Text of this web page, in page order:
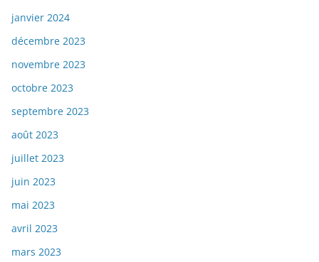
janvier 2024
décembre 2023
novembre 2023
octobre 2023
septembre 2023
août 2023
juillet 2023
juin 2023
mai 2023
avril 2023
mars 2023